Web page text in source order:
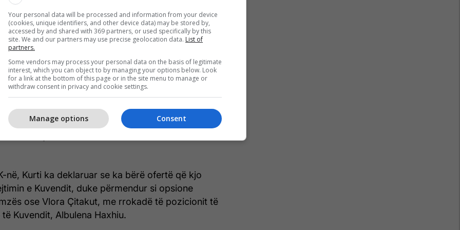
të ditur se u ka ofruar partive opozitare disa
e bllokadës.
bashkëqeverisje me Lidhjen Demokratike të
ofertë përfshinte: postin e zëvendëskryeministrit
U refuzua.Kam propozuar edhe një alternativë
pozitave mes kryetarit dhe nënkryetarit të
pozitën e kryetarit të Kuvendit, Kryetarja
Me këtë rast LVV nuk do t’i kishte tre
siç ankoheshin deri më tani. U refuzua
në, Kurti ka deklaruar se ka bërë ofertë që kjo
e Kuvendit, duke përmendur si opsione
ose Vlora Çitakut, me rrokadë të pozicionit të
Kuvendit, Albulena Haxhiu.
Your personal data will be processed and information from your device
(cookies, unique identifiers, and other device data) may be stored by,
accessed by and shared with 369 partners, or used specifically by this
site. We and our partners may use precise geolocation data. List of
partners.
Some vendors may process your personal data on the basis of legitimate
interest, which you can object to by managing your options below. Look
for a link at the bottom of this page or in the site menu to manage or
withdraw consent in privacy and cookie settings.
Consent
Manage options